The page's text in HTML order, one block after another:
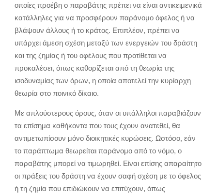
οποίες προέβη ο παραβάτης πρέπει να είναι αντικειμενικά
κατάλληλες για να προσφέρουν παράνομο όφελος ή να
βλάψουν άλλους ή το κράτος. Επιπλέον, πρέπει να
υπάρχει άμεση σχέση μεταξύ των ενεργειών του δράστη
και της ζημίας ή του οφέλους που προτίθεται να
προκαλέσει, όπως καθορίζεται από τη θεωρία της
ισοδυναμίας των όρων, η οποία αποτελεί την κυρίαρχη
θεωρία στο ποινικό δίκαιο.
Με απλούστερους όρους, όταν οι υπάλληλοι παραβιάζουν
τα επίσημα καθήκοντα που τους έχουν ανατεθεί, θα
αντιμετωπίσουν μόνο διοικητικές κυρώσεις. Ωστόσο, εάν
το παράπτωμα θεωρείται παράνομο από το νόμο, ο
παραβάτης μπορεί να τιμωρηθεί. Είναι επίσης απαραίτητο
οι πράξεις του δράστη να έχουν σαφή σχέση με το όφελος
ή τη ζημία που επιδιώκουν να επιτύχουν, όπως